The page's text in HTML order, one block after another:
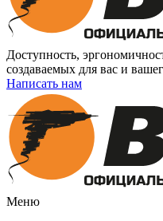
Доступность,
создаваемых для вас и
Написать нам
Меню